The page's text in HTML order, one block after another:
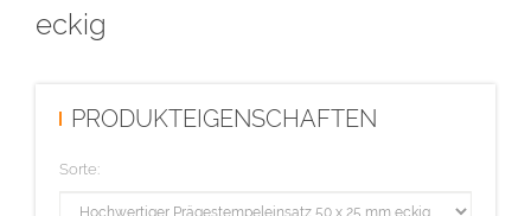
anlegen.
eckig
PRODUKTEIGENSCHAFTEN
Sorte: